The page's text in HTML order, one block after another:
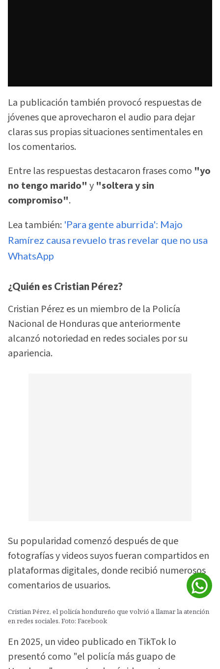
La publicación también provocó respuestas de
jóvenes que aprovecharon el audio para dejar
claras sus propias situaciones sentimentales en
los comentarios.
Entre las respuestas destacaron frases como "yo
no tengo marido" y "soltera y sin
compromiso".
Lea también: 'Para gente aburrida': Majo
Ramírez causa revuelo tras revelar que no usa
WhatsApp
¿Quién es Cristian Pérez?
Cristian Pérez es un miembro de la Policía
Nacional de Honduras que anteriormente
alcanzó notoriedad en redes sociales por su
apariencia.
Su popularidad comenzó después de que
fotografías y videos suyos fueran compartidos en
plataformas digitales, donde recibió numerosos
comentarios de usuarios.
Cristian Pérez, el policía hondureño que volvió a llamar la atención
en redes sociales. Foto: Facebook
En 2025, un video publicado en TikTok lo
presentó como "el policía más guapo de